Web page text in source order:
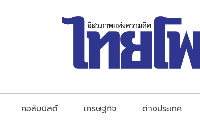
คอลัมนิสต์ เศรษฐกิจ ต่างประเทศ